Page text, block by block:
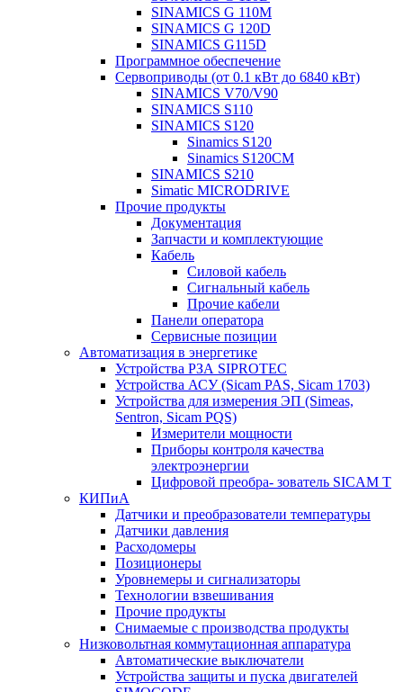
SINAMICS G 110M
SINAMICS G 120D
SINAMICS G115D
Программное обеспечение
Сервоприводы (от 0.1 кВт до 6840 кВт)
SINAMICS V70/V90
SINAMICS S110
SINAMICS S120
Sinamics S120
Sinamics S120CM
SINAMICS S210
Simatic MICRODRIVE
Прочие продукты
Документация
Запчасти и комплектующие
Кабель
Силовой кабель
Сигнальный кабель
Прочие кабели
Панели оператора
Сервисные позиции
Автоматизация в энергетике
Устройства РЗА SIPROTEC
Устройства АСУ (Sicam PAS, Sicam 1703)
Устройства для измерения ЭП (Simeas,
Sentron, Sicam PQS)
Измерители мощности
Приборы контроля качества
электроэнергии
Цифровой преобра- зователь SICAM T
КИПиА
Датчики и преобразователи температуры
Датчики давления
Расходомеры
Позиционеры
Уровнемеры и сигнализаторы
Технологии взвешивания
Прочие продукты
Снимаемые с производства продукты
Низковольтная коммутационная аппаратура
Автоматические выключатели
Устройства защиты и пуска двигателей